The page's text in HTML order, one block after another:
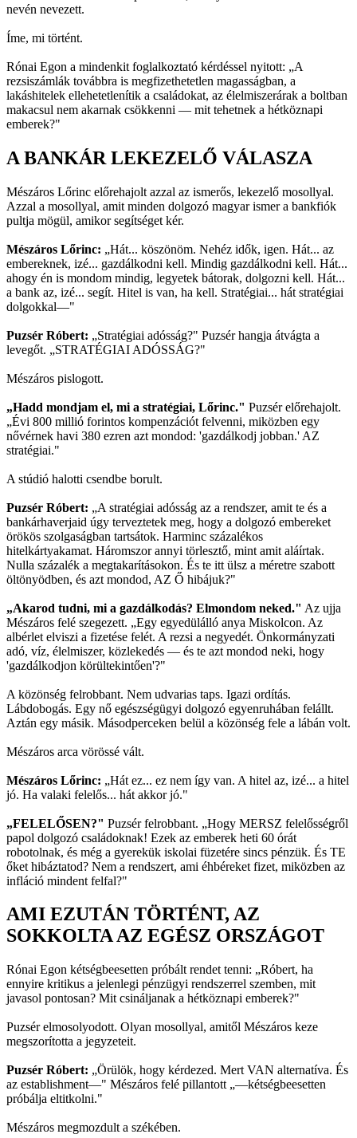
nevén nevezett.
Íme, mi történt.
Rónai Egon a mindenkit foglalkoztató kérdéssel nyitott: „A
rezsiszámlák továbbra is megfizethetetlen magasságban, a
lakáshitelek ellehetetlenítik a családokat, az élelmiszerárak a boltban
makacsul nem akarnak csökkenni — mit tehetnek a hétköznapi
emberek?"
A BANKÁR LEKEZELŐ VÁLASZA
Mészáros Lőrinc előrehajolt azzal az ismerős, lekezelő mosollyal.
Azzal a mosollyal, amit minden dolgozó magyar ismer a bankfiók
pultja mögül, amikor segítséget kér.
Mészáros Lőrinc: „Hát... köszönöm. Nehéz idők, igen. Hát... az
embereknek, izé... gazdálkodni kell. Mindig gazdálkodni kell. Hát...
ahogy én is mondom mindig, legyetek bátorak, dolgozni kell. Hát...
a bank az, izé... segít. Hitel is van, ha kell. Stratégiai... hát stratégiai
dolgokkal—"
Puzsér Róbert: „Stratégiai adósság?" Puzsér hangja átvágta a
levegőt. „STRATÉGIAI ADÓSSÁG?"
Mészáros pislogott.
„Hadd mondjam el, mi a stratégiai, Lőrinc." Puzsér előrehajolt.
„Évi 800 millió forintos kompenzációt felvenni, miközben egy
nővérnek havi 380 ezren azt mondod: 'gazdálkodj jobban.' AZ
stratégiai."
A stúdió halotti csendbe borult.
Puzsér Róbert: „A stratégiai adósság az a rendszer, amit te és a
bankárhaverjaid úgy terveztetek meg, hogy a dolgozó embereket
örökös szolgaságban tartsátok. Harminc százalékos
hitelkártyakamat. Háromszor annyi törlesztő, mint amit aláírtak.
Nulla százalék a megtakarításokon. És te itt ülsz a méretre szabott
öltönyödben, és azt mondod, AZ Ő hibájuk?"
„Akarod tudni, mi a gazdálkodás? Elmondom neked." Az ujja
Mészáros felé szegezett. „Egy egyedülálló anya Miskolcon. Az
albérlet elviszi a fizetése felét. A rezsi a negyedét. Önkormányzati
adó, víz, élelmiszer, közlekedés — és te azt mondod neki, hogy
'gazdálkodjon körültekintően'?"
A közönség felrobbant. Nem udvarias taps. Igazi ordítás.
Lábdobogás. Egy nő egészségügyi dolgozó egyenruhában felállt.
Aztán egy másik. Másodperceken belül a közönség fele a lábán volt.
Mészáros arca vörössé vált.
Mészáros Lőrinc: „Hát ez... ez nem így van. A hitel az, izé... a hitel
jó. Ha valaki felelős... hát akkor jó."
„FELELŐSEN?" Puzsér felrobbant. „Hogy MERSZ felelősségről
papol dolgozó családoknak! Ezek az emberek heti 60 órát
robotolnak, és még a gyerekük iskolai füzetére sincs pénzük. És TE
őket hibáztatod? Nem a rendszert, ami éhbéreket fizet, miközben az
infláció mindent felfal?"
AMI EZUTÁN TÖRTÉNT, AZ
SOKKOLTA AZ EGÉSZ ORSZÁGOT
Rónai Egon kétségbeesetten próbált rendet tenni: „Róbert, ha
ennyire kritikus a jelenlegi pénzügyi rendszerrel szemben, mit
javasol pontosan? Mit csináljanak a hétköznapi emberek?"
Puzsér elmosolyodott. Olyan mosollyal, amitől Mészáros keze
megszorította a jegyzeteit.
Puzsér Róbert: „Örülök, hogy kérdezed. Mert VAN alternatíva. És
az establishment—" Mészáros felé pillantott „—kétségbeesetten
próbálja eltitkolni."
Mészáros megmozdult a székében.